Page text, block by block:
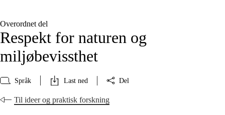
Overordnet del
Respekt for naturen og
miljøbevissthet
Språk Last ned Del
Til ideer og praktisk forskning